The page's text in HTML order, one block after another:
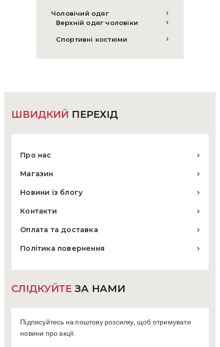
Чоловічий одяг
Верхній одяг чоловіки
Спортивні костюми
ШВИДКИЙ ПЕРЕХІД
Про нас
Магазин
Новини із блогу
Контакти
Оплата та доставка
Політика повернення
СЛІДКУЙТЕ ЗА НАМИ
Підписуйтесь на поштову розсилку, щоб отримувати
новини про акції.